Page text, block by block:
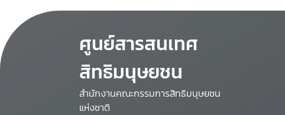
ศูนย์สารสนเทศ
สิทธิมนุษยชน
สำนักงานคณะกรรมการสิทธิมนุษยชน
แห่งชาติ